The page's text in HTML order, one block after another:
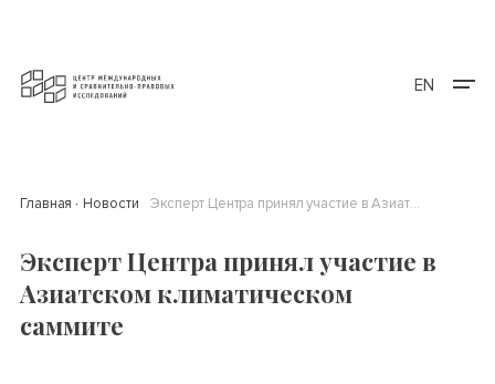
EN
Главная Новости Эксперт Центра принял участие в Азиатском климатическом саммите
Эксперт Центра принял участие в
Азиатском климатическом
саммите